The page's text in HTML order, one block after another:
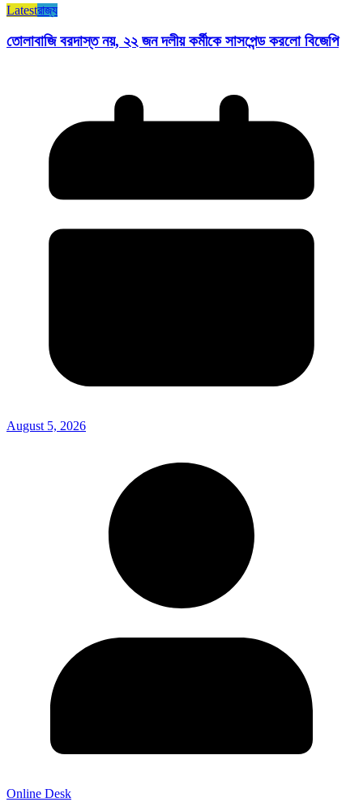
Latestরাজ্য​
তোলাবাজি বরদাস্ত নয়, ২২ জন দলীয় কর্মীকে সাসপেন্ড করলো বিজেপি
August 5, 2026
Online Desk